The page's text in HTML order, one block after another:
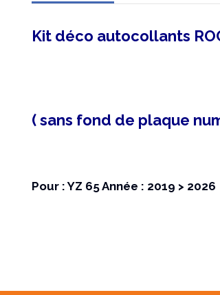
Kit déco autocollants
( sans fond de plaque
Pour : YZ 65 Année : 2019 > 2026